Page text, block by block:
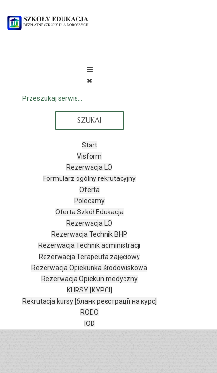
SZUKAJ
Start
Visform
Rezerwacja LO
Formularz ogólny rekrutacyjny
Oferta
Polecamy
Oferta Szkół Edukacja
Rezerwacja LO
Rezerwacja Technik BHP
Rezerwacja Technik administracji
Rezerwacja Terapeuta zajęciowy
Rezerwacja Opiekunka środowiskowa
Rezerwacja Opiekun medyczny
KURSY [КУРСІ]
Rekrutacja kursy [бланк реєстрації на курс]
RODO
IOD